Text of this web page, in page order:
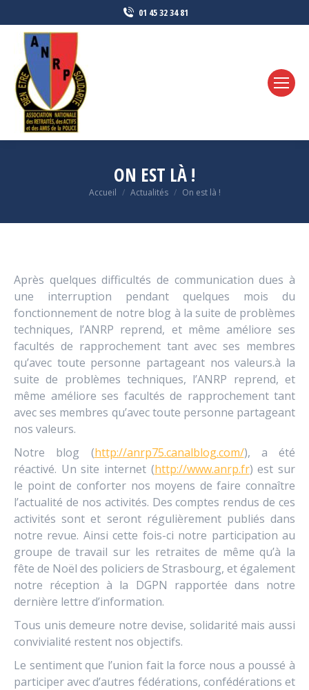
01 45 32 34 81
ON EST LÀ !
Vous êtes ici :
Accueil Actualités On est là !
Après quelques difficultés de communication dues à
une interruption pendant quelques mois du
fonctionnement de notre blog à la suite de problèmes
techniques, l’ANRP reprend, et même améliore ses
facultés de rapprochement tant avec ses membres
qu’avec toute personne partageant nos valeurs.à la
suite de problèmes techniques, l’ANRP reprend, et
même améliore ses facultés de rapprochement tant
avec ses membres qu’avec toute personne partageant
nos valeurs.
Notre blog (http://anrp75.canalblog.com/), a été
réactivé. Un site internet (http://www.anrp.fr) est sur
le point de conforter nos moyens de faire connaître
l’actualité de nos activités. Des comptes rendus de ces
activités sont et seront régulièrement publiés dans
notre revue. Ainsi cette fois-ci notre participation au
groupe de travail sur les retraites de même qu’à la
fête de Noël des policiers de Strasbourg, et également
notre réception à la DGPN rapportée dans notre
dernière lettre d’information.
Tous unis demeure notre devise, solidarité mais aussi
convivialité restent nos objectifs.
Le sentiment que l’union fait la force nous a poussé à
participer avec d’autres fédérations, confédérations et